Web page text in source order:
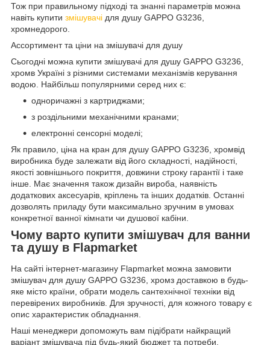
Тож при правильному підході та знанні параметрів можна
навіть купити змішувачі для душу GAPPO G3236,
хромнедорого.
Ассортимент та ціни на змішувачі для душу
Сьогодні можна купити змішувачі для душу GAPPO G3236,
хромв Україні з різними системами механізмів керування
водою. Найбільш популярними серед них є:
одноричажні з картриджами;
з роздільними механічними кранами;
електронні сенсорні моделі;
Як правило, ціна на кран для душу GAPPO G3236, хромвід
виробника буде залежати від його складності, надійності,
якості зовнішнього покриття, довжини строку гарантії і таке
інше. Має значення також дизайн вироба, наявність
додаткових аксесуарів, кріплень та інших додатків. Останні
дозволять приладу бути максимально зручним в умовах
конкретної ванної кімнати чи душової кабіни.
Чому варто купити змішувач для ванни
та душу в Flapmarket
На сайті інтернет-магазину Flapmarket можна замовити
змішувач для душу GAPPO G3236, хромз доставкою в будь-
яке місто країни, обрати модель сантехнічної техніки від
перевірених виробників. Для зручності, для кожного товару є
опис характеристик обладнання.
Наші менеджери допоможуть вам підібрати найкращий
варіант змішувача під будь-який бюджет та потреби.